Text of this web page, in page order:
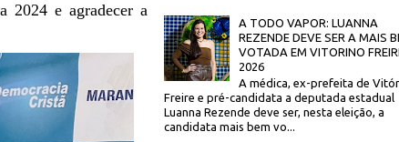
2024 e agradecer a
A TODO VAPOR: LUANNA
REZENDE DEVE SER A MAIS
VOTADA EM VITORINO
2026
A médica, ex-prefeita de
Freire e pré-candidata a deputada estadual
Luanna Rezende deve ser, nesta eleição, a
candidata mais bem vo...